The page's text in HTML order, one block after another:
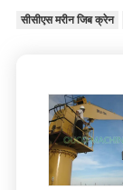
सीसीएस मरीन जिब क्रेन